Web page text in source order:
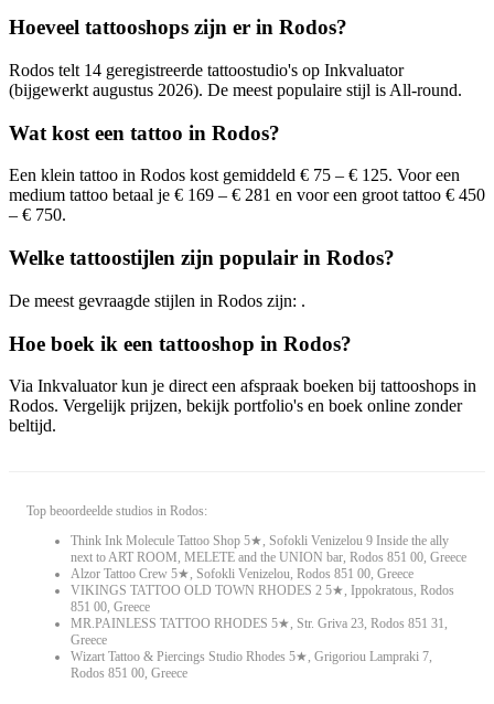
Hoeveel tattooshops zijn er in Rodos?
Rodos telt 14 geregistreerde tattoostudio's op Inkvaluator
(bijgewerkt augustus 2026). De meest populaire stijl is All-round.
Wat kost een tattoo in Rodos?
Een klein tattoo in Rodos kost gemiddeld € 75 – € 125. Voor een
medium tattoo betaal je € 169 – € 281 en voor een groot tattoo € 450
– € 750.
Welke tattoostijlen zijn populair in Rodos?
De meest gevraagde stijlen in Rodos zijn: .
Hoe boek ik een tattooshop in Rodos?
Via Inkvaluator kun je direct een afspraak boeken bij tattooshops in
Rodos. Vergelijk prijzen, bekijk portfolio's en boek online zonder
beltijd.
Top beoordeelde studios in Rodos:
Think Ink Molecule Tattoo Shop 5★, Sofokli Venizelou 9 Inside the ally
next to ART ROOM, MELETE and the UNION bar, Rodos 851 00, Greece
Alzor Tattoo Crew 5★, Sofokli Venizelou, Rodos 851 00, Greece
VIKINGS TATTOO OLD TOWN RHODES 2 5★, Ippokratous, Rodos
851 00, Greece
MR.PAINLESS TATTOO RHODES 5★, Str. Griva 23, Rodos 851 31,
Greece
Wizart Tattoo & Piercings Studio Rhodes 5★, Grigoriou Lampraki 7,
Rodos 851 00, Greece